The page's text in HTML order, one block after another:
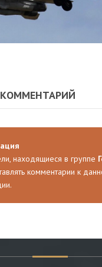
находящиеся в группе
комментарии к